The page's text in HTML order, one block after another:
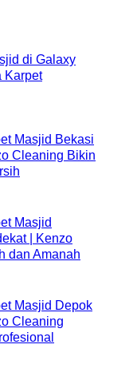
di Galaxy
Karpet
Masjid Bekasi
Cleaning Bikin
Masjid
| Kenzo
dan Amanah
Masjid Depok
Cleaning